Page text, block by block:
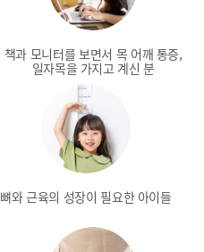
책과 모니터를 보면서 목 어깨 통증,
일자목을 가지고 계신 분
뼈와 근육의 성장이 필요한 아이들